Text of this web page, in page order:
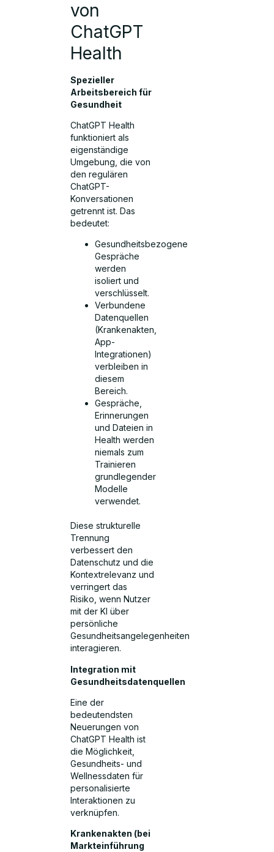
von
ChatGPT
Health
Spezieller
Arbeitsbereich für
Gesundheit
ChatGPT Health
funktioniert als
eigenständige
Umgebung, die von
den regulären
ChatGPT-
Konversationen
getrennt ist. Das
bedeutet:
Gesundheitsbezogene
Gespräche
werden
isoliert und
verschlüsselt.
Verbundene
Datenquellen
(Krankenakten,
App-
Integrationen)
verbleiben in
diesem
Bereich.
Gespräche,
Erinnerungen
und Dateien in
Health werden
niemals zum
Trainieren
grundlegender
Modelle
verwendet.
Diese strukturelle
Trennung
verbessert den
Datenschutz und die
Kontextrelevanz und
verringert das
Risiko, wenn Nutzer
mit der KI über
persönliche
Gesundheitsangelegenheiten
interagieren.
Integration mit
Gesundheitsdatenquellen
Eine der
bedeutendsten
Neuerungen von
ChatGPT Health ist
die Möglichkeit,
Gesundheits- und
Wellnessdaten für
personalisierte
Interaktionen zu
verknüpfen.
Krankenakten (bei
Markteinführung